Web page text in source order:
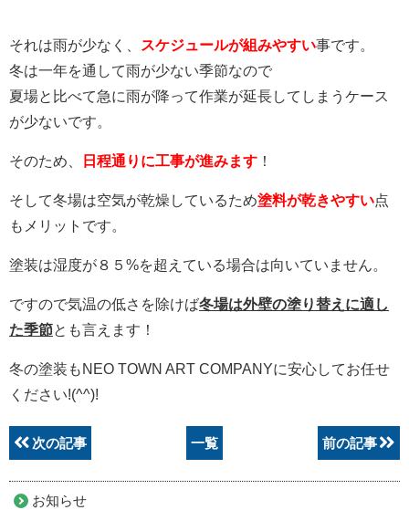
それは雨が少なく、 スケジュールが組みやすい事です。
冬は一年を通して雨が少ない季節なので
夏場と比べて急に雨が降って作業が延長してしまうケース
が少ないです。
そのため、 日程通りに工事が進みます ！
そして冬場は空気が乾燥しているため塗料が乾きやすい点
もメリットです。
塗装は湿度が８５ %を超えている場合は向いていません。
ですので気温の低さを除けば冬場は外壁の塗り替えに適し
た季節とも言えます！
冬の塗装もNEO TOWN ART COMPANYに安心してお任せ
ください!(^^)!
次の記事 一覧 前の記事
お知らせ